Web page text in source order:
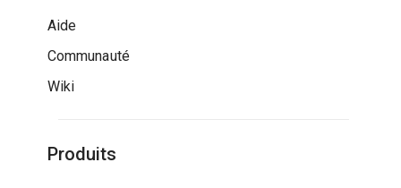
Aide
Communauté
Wiki
Produits